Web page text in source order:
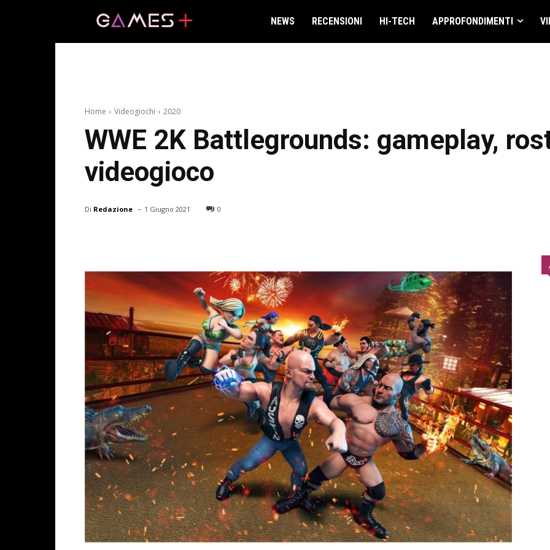
NEWS RECENSIONI HI-TECH APPROFONDIMENTI
Home Videogiochi 2020
WWE 2K Battlegrounds: gameplay,
videogioco
Di Redazione - 1 Giugno 2021 0